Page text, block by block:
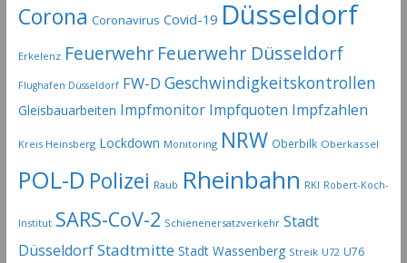
r
h
i
v
Corona Coronavirus Covid-19 Düsseldorf
Erkelenz Feuerwehr Feuerwehr Düsseldorf
Flughafen Düsseldorf FW-D Geschwindigkeitskontrollen
Gleisbauarbeiten Impfmonitor Impfquoten Impfzahlen
Kreis Heinsberg Lockdown Monitoring NRW Oberbilk Oberkassel
POL-D Polizei Raub Rheinbahn RKI Robert-Koch-
Institut SARS-CoV-2 Schienenersatzverkehr Stadt
DüsseldorfStadtmitte Stadt Wassenberg Streik U72 U76